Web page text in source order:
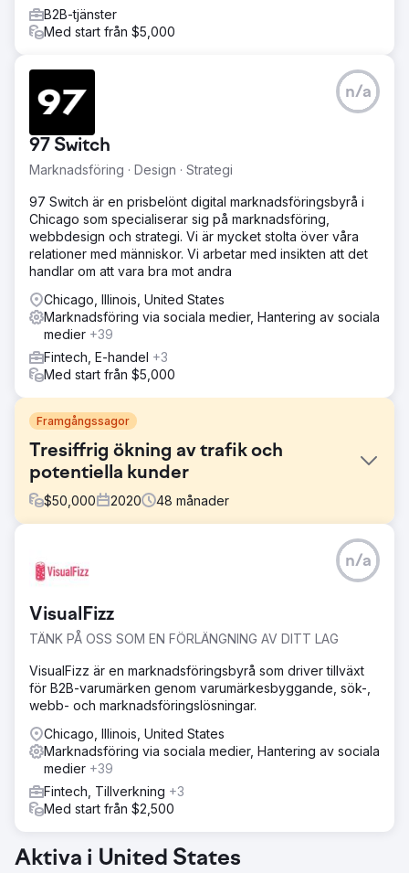
B2B-tjänster
Med start från $5,000
97 Switch
Marknadsföring · Design · Strategi
n/a
97 Switch är en prisbelönt digital marknadsföringsbyrå i
Chicago som specialiserar sig på marknadsföring,
webbdesign och strategi. Vi är mycket stolta över våra
relationer med människor. Vi arbetar med insikten att det
handlar om att vara bra mot andra
Chicago, Illinois, United States
Marknadsföring via sociala medier, Hantering av sociala
medier +39
Fintech, E-handel +3
Med start från $5,000
Framgångssagor
Tresiffrig ökning av trafik och
potentiella kunder
$50,000 2020 48 månader
FMH vände sig till Straight North för en strategi för att nå
en större publik, öka säljledarna och påskynda deras
Lösning
Straight North hade en tvådelad lösning:
sökmotoroptimering och betalda sökkampanjer. SEO-
kampanjen fokuserade på användarvänligt innehåll,
minskad kannibalisering av sökord och förbättrad intern
länkning. Straight North utnyttjade sin AI-kapacitet för att
förbättra PPC-kampanjen.
Resultat
Organiska potentiella kunder ökade med 160 %. Den
organiska webbplatstrafiken ökade med 335 %. Leads för
betald sökning ökade med 31 % medan de månatliga
24 % var den främsta drivkraften.
VisualFizz
TÄNK PÅ OSS SOM EN FÖRLÄNGNING AV DITT LAG
n/a
VisualFizz är en marknadsföringsbyrå som driver tillväxt
för B2B-varumärken genom varumärkesbyggande, sök-,
webb- och marknadsföringslösningar.
Chicago, Illinois, United States
Marknadsföring via sociala medier, Hantering av sociala
medier +39
Fintech, Tillverkning +3
Med start från $2,500
Aktiva i United States